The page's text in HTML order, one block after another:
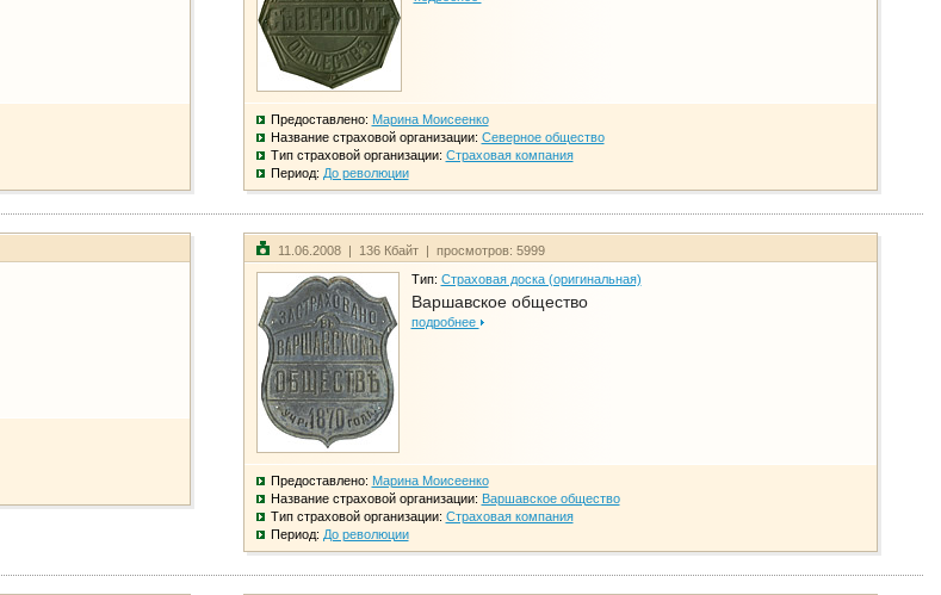
Предоставлено: Марина Моисеенко
Название страховой организации: Северное общество
Тип страховой организации: Страховая компания
Период: До революции
11.06.2008 | 136 Кбайт | просмотров: 5999
Тип: Страховая доска (оригинальная)
Варшавское общество
подробнее
Предоставлено: Марина Моисеенко
Название страховой организации: Варшавское общество
Тип страховой организации: Страховая компания
Период: До революции